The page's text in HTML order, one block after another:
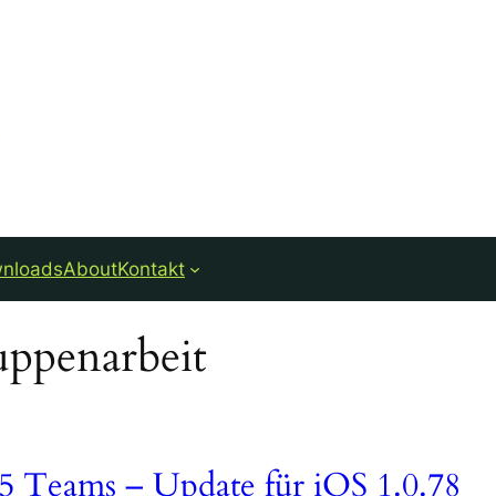
AboutKontakt
Teams – Update für iOS 1.0.78